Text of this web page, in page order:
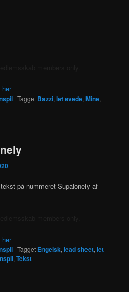
her
|Tagget Bazzi,let øvede,Mine,
på nummeret Supalonely af
her
|Tagget Engelsk,lead sheet,let
,Tekst